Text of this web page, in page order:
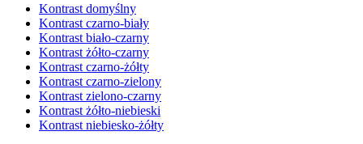
Kontrast domyślny
Kontrast czarno-biały
Kontrast biało-czarny
Kontrast żółto-czarny
Kontrast czarno-żółty
Kontrast czarno-zielony
Kontrast zielono-czarny
Kontrast żółto-niebieski
Kontrast niebiesko-żółty